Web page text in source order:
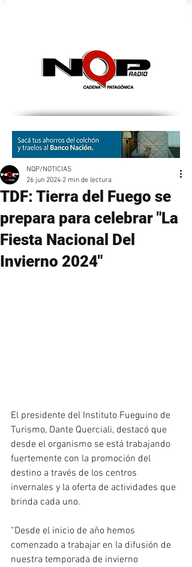
TDF: Tierra del Fuego se
prepara para celebrar "La
Fiesta Nacional Del
Invierno 2024"
NQP/NOTICIAS
26 jun 2024 2 min de lectura
El presidente del Instituto Fueguino de
Turismo, Dante Querciali, destacó que
desde el organismo se está trabajando
fuertemente con la promoción del
destino a través de los centros
invernales y la oferta de actividades que
brinda cada uno.
“Desde el inicio de año hemos
comenzado a trabajar en la difusión de
nuestra temporada de invierno